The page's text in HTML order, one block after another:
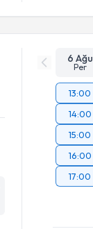
6 Ağu
Per
13:00
14:00
15:00
16:00
17:00